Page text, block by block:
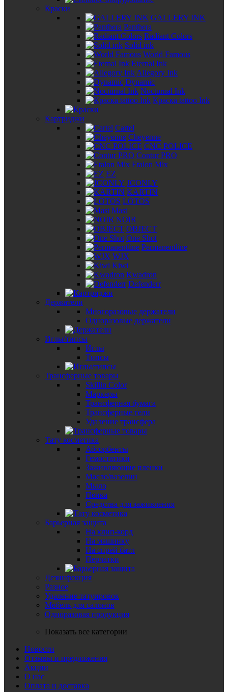
Краски
GALLERY INK
Panthera
Radiant Colors
Solid ink
World Famous
Eternal Ink
Allegory Ink
Dynamic
Nocturnal Ink
Краска tattoo Ink
Картриджи
Cartel
Cheyenne
CNC POLICE
Contur PRO
Etalon Mix
EZ
JCONLY
KARTIN
LOTOS
Mast
NOIR
OBJECT
One Shot
Permanentline
WJX
Kiwi
Kwadron
Defenderr
Держатели
Многоразовые держатели
Одноразовые держатели
Иглы/типсы
Иглы
Типсы
Трансферные товары
Skillin Color
Маркеры
Трансферная бумага
Трансферные гели
Удаление трансфера
Тату косметика
Абсорбенты
Гемостатики
Заживляющие пленки
Масло/вазелин
Мыло
Пенка
Средства для заживления
Барьерная защита
На клип-корд
На машинку
На спрей батл
Перчатки
Дезинфекция
Разное
Удаление татуировок
Мебель для салонов
Одноразовая продукция
Показать все категории
Новости
Отзывы и предложения
Акции
О нас
Оплата и доставка